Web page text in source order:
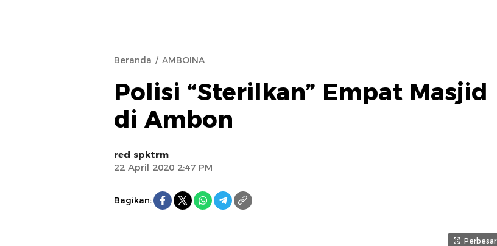
Beranda AMBOINA
Polisi “Sterilkan” Empat Masjid
di Ambon
red spktrm
22 April 2020 2:47 PM
Bagikan:
Perbesar